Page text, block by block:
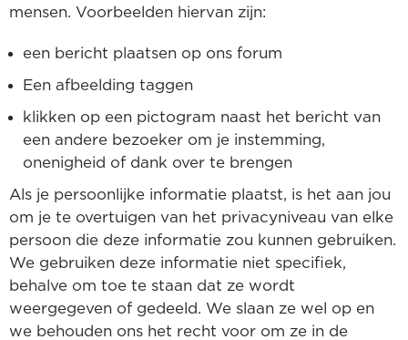
mensen. Voorbeelden hiervan zijn:
een bericht plaatsen op ons forum
Een afbeelding taggen
klikken op een pictogram naast het bericht van
een andere bezoeker om je instemming,
onenigheid of dank over te brengen
Als je persoonlijke informatie plaatst, is het aan jou
om je te overtuigen van het privacyniveau van elke
persoon die deze informatie zou kunnen gebruiken.
We gebruiken deze informatie niet specifiek,
behalve om toe te staan dat ze wordt
weergegeven of gedeeld. We slaan ze wel op en
we behouden ons het recht voor om ze in de